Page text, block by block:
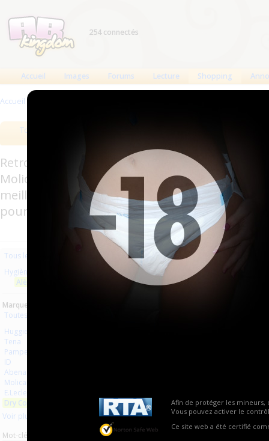
Afin de protéger les mineurs,
Vous pouvez activer le
Ce site web a été certifié
254 connectés
Accueil Images Forums Lecture Shopping
Accueil >
Tous les produits
Retrouverez sur cette page les meilleures
Molicare, Comficare, Confiance, Depend,
meilleurs produits aussi bien pour les
pour l'incontinence.
Tous les produits
Hygiène usage unique
Alèses
Marques :
Toutes les marques
Huggies
Tena
Pampers
ID
Abena
Molicare
E.Leclerc
Dry Comfort
Voir plus
Mot-clé
Les plus récents Trier par nom
Aucun produit trouvé.